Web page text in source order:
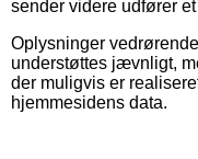
sender videre udfører
Oplysninger
understøttes jævnligt,
der muligvis er
hjemmesidens data.